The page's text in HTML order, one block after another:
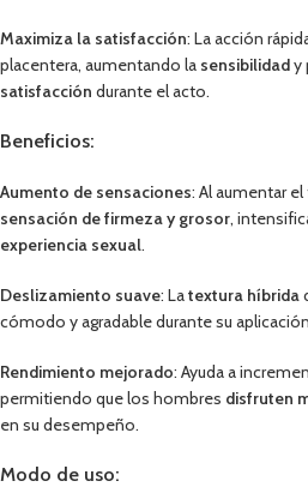
Maximiza la satisfacción: La acción
placentera, aumentando la sensibilidady
satisfacción durante el acto.
Beneficios:
Aumento de sensaciones: Al aumentar
sensación de firmeza y grosor,
experiencia sexual.
Deslizamiento suave: Latextura híbrida
cómodo y agradable durante su
Rendimiento mejorado: Ayuda a
permitiendo que los hombres disfruten
en su desempeño.
Modo de uso: